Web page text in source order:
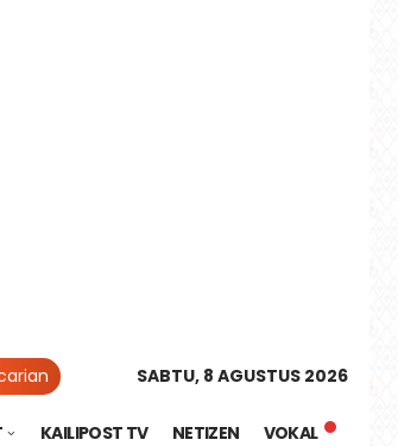
SABTU, 8 AGUSTUS 2026
KAILIPOST TV NETIZEN VOKAL